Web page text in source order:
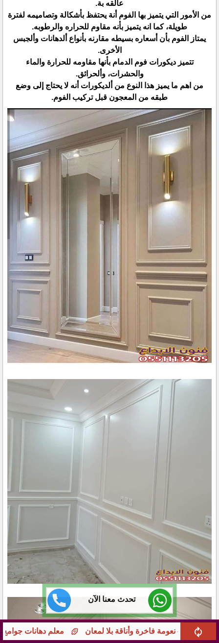
تحدث معنا الآن
معلم دهانات جوامع ومؤسسات بجدة – تشطيبات راقية 0551113205 بخبرة
عالقه بة.
من الأمور التي يتميز بها الفوم أنة يحتفظ بأشكالة وتصاميمه لفترة
طويلة، كما انه يتميز بأنه مقاوم للحراره والرطوبه.
يمتاز الفوم بأن أسعاره بسيطه مقارنه بأنواع ألدهانات وألجبس
الأخرى.
تتميز ديكورات فوم الدمام بأنها مقاومه للحرارة والماء
والحشرات، وألحرائق.
من اهم ما يميز هذا النوع من ألديكورات أنه لا يحتاج إلى وضع
طبقه من المعجون قبل تركيب الفوم.